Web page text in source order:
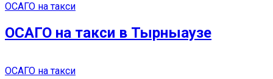
ОСАГО на такси
ОСАГО на такси в Тырныаузе
ОСАГО на такси